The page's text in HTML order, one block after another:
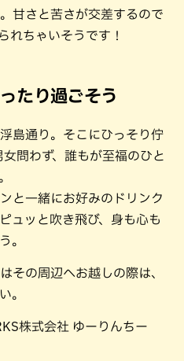
甘さと苦さが交差するので
れちゃいそうです！
たり過ごそう
島通り。そこにひっそり佇
問わず、誰もが至福のひと
と一緒にお好みのドリンク
ュッと吹き飛び、身も心も
。
その周辺へお越しの際は、
。
株式会社 ゆーりんちー